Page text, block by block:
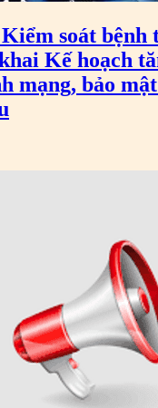
soát bệnh
Kế hoạch
mạng, bảo